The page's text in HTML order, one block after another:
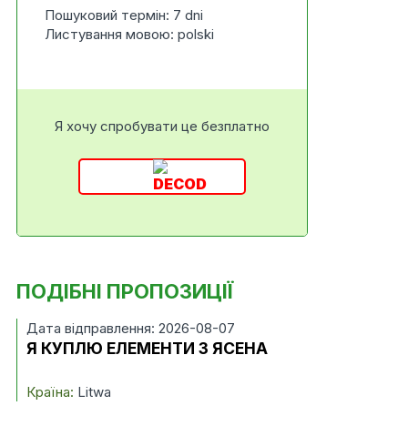
Пошуковий термін: 7 dni
Листування мовою: polski
Я хочу спробувати це безплатно
ПОДІБНІ ПРОПОЗИЦІЇ
Дата відправлення: 2026-08-07
Я КУПЛЮ ЕЛЕМЕНТИ З ЯСЕНА
Країна: Litwa